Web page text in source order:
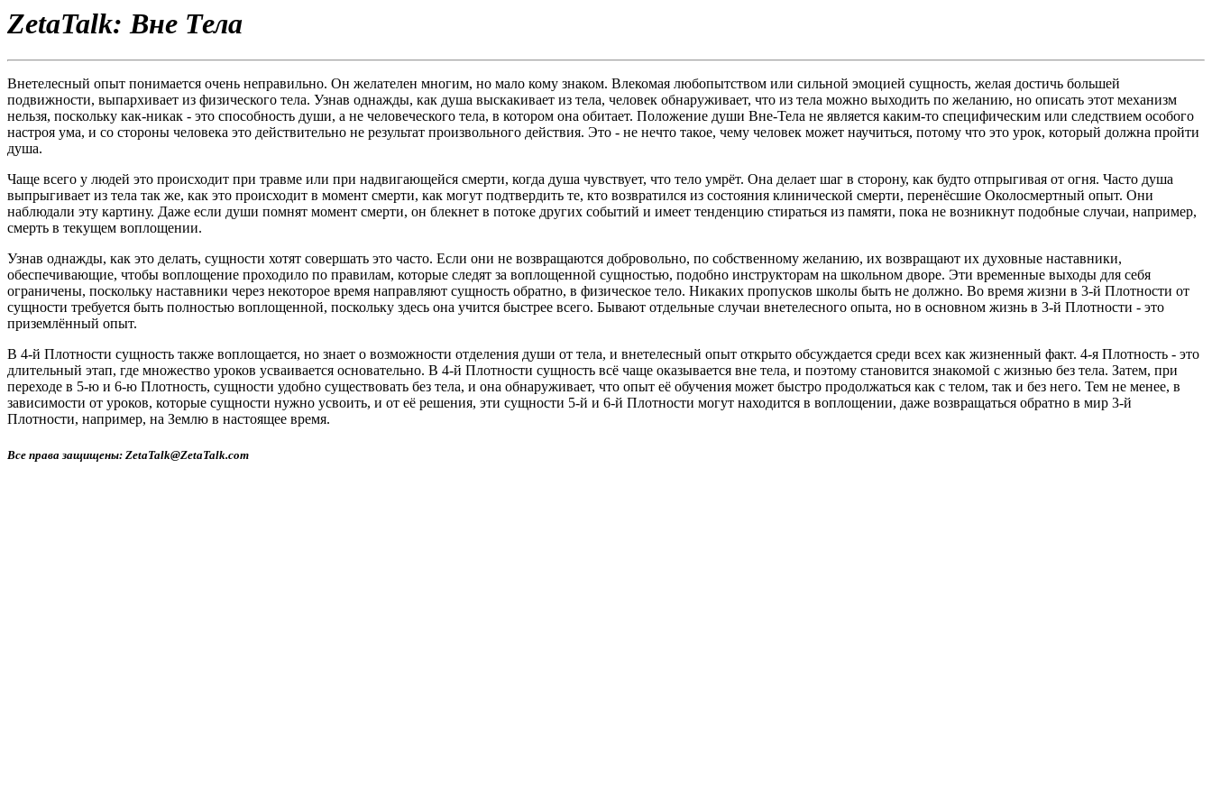
ZetaTalk: Вне Тела
Внетелесный опыт понимается очень неправильно. Он желателен многим, но мало кому знаком. Влекомая любопытством или сильной эмоцией сущность, желая достичь большей
подвижности, выпархивает из физического тела. Узнав однажды, как душа выскакивает из тела, человек обнаруживает, что из тела можно выходить по желанию, но описать этот механизм
нельзя, поскольку как-никак - это способность души, а не человеческого тела, в котором она обитает. Положение души Вне-Тела не является каким-то специфическим или следствием особого
настроя ума, и со стороны человека это действительно не результат произвольного действия. Это - не нечто такое, чему человек может научиться, потому что это урок, который должна пройти
душа.
Чаще всего у людей это происходит при травме или при надвигающейся смерти, когда душа чувствует, что тело умрёт. Она делает шаг в сторону, как будто отпрыгивая от огня. Часто душа
выпрыгивает из тела так же, как это происходит в момент смерти, как могут подтвердить те, кто возвратился из состояния клинической смерти, перенёсшие Околосмертный опыт. Они
наблюдали эту картину. Даже если души помнят момент смерти, он блекнет в потоке других событий и имеет тенденцию стираться из памяти, пока не возникнут подобные случаи, например,
смерть в текущем воплощении.
Узнав однажды, как это делать, сущности хотят совершать это часто. Если они не возвращаются добровольно, по собственному желанию, их возвращают их духовные наставники,
обеспечивающие, чтобы воплощение проходило по правилам, которые следят за воплощенной сущностью, подобно инструкторам на школьном дворе. Эти временные выходы для себя
ограничены, поскольку наставники через некоторое время направляют сущность обратно, в физическое тело. Никаких пропусков школы быть не должно. Во время жизни в 3-й Плотности от
сущности требуется быть полностью воплощенной, поскольку здесь она учится быстрее всего. Бывают отдельные случаи внетелесного опыта, но в основном жизнь в 3-й Плотности - это
приземлённый опыт.
В 4-й Плотности сущность также воплощается, но знает о возможности отделения души от тела, и внетелесный опыт открыто обсуждается среди всех как жизненный факт. 4-я Плотность - это
длительный этап, где множество уроков усваивается основательно. В 4-й Плотности сущность всё чаще оказывается вне тела, и поэтому становится знакомой с жизнью без тела. Затем, при
переходе в 5-ю и 6-ю Плотность, сущности удобно существовать без тела, и она обнаруживает, что опыт её обучения может быстро продолжаться как с телом, так и без него. Тем не менее, в
зависимости от уроков, которые сущности нужно усвоить, и от её решения, эти сущности 5-й и 6-й Плотности могут находится в воплощении, даже возвращаться обратно в мир 3-й
Плотности, например, на Землю в настоящее время.
Все права защищены: ZetaTalk@ZetaTalk.com